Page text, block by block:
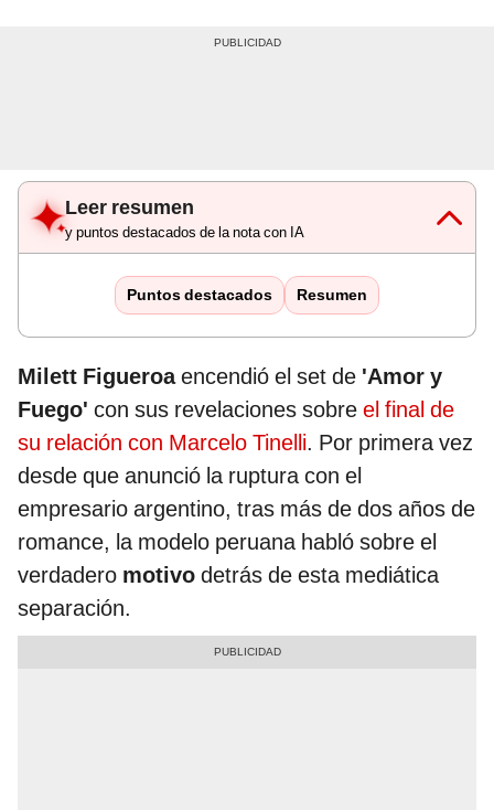
Leer resumen
y puntos destacados de la nota con IA
Puntos destacados Resumen
Milett Figueroaencendió el set de 'Amor y
Fuego' con sus revelaciones sobre el final de
su relación con Marcelo Tinelli. Por primera vez
desde que anunció la ruptura con el
empresario argentino, tras más de dos años de
romance, la modelo peruana habló sobre el
verdadero motivo detrás de esta mediática
separación.